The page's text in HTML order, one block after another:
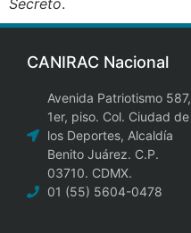
Secreto.
CANIRAC Nacional
Avenida Patriotismo 587,
1er, piso. Col. Ciudad de
los Deportes, Alcaldía
Benito Juárez. C.P.
03710. CDMX.
01 (55) 5604-0478